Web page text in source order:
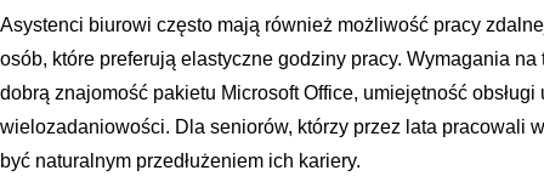
Asystenci biurowi często mają również możliwość pracy
osób, które preferują elastyczne godziny pracy. Wymagania
dobrą znajomość pakietu Microsoft Office, umiejętność
wielozadaniowości. Dla seniorów, którzy przez lata pracowali
być naturalnym przedłużeniem ich kariery.